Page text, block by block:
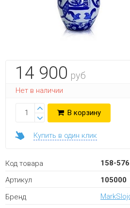
14 900 руб
Нет в наличии
В корзину
Купить в один клик
Код товара
158-576
Артикул
105000
Бренд